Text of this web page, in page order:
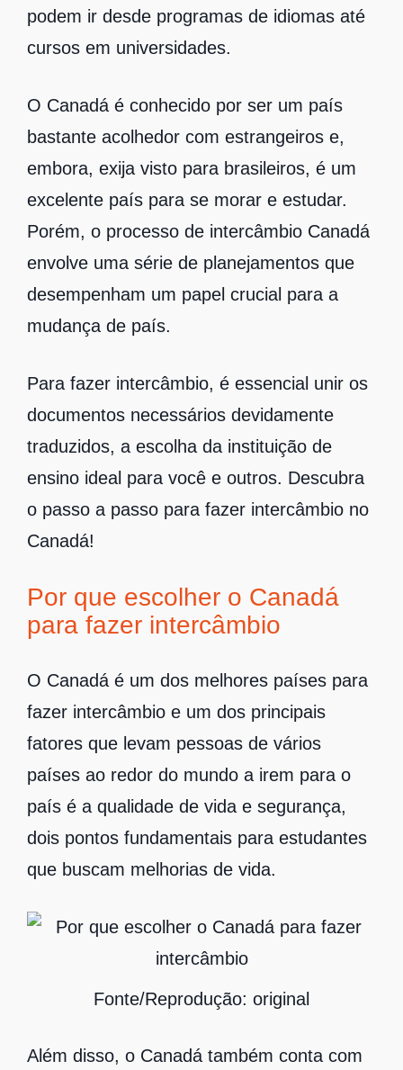
podem ir desde programas de idiomas até
cursos em universidades.
O Canadá é conhecido por ser um país
bastante acolhedor com estrangeiros e,
embora, exija visto para brasileiros, é um
excelente país para se morar e estudar.
Porém, o processo de intercâmbio Canadá
envolve uma série de planejamentos que
desempenham um papel crucial para a
mudança de país.
Para fazer intercâmbio, é essencial unir os
documentos necessários devidamente
traduzidos, a escolha da instituição de
ensino ideal para você e outros. Descubra
o passo a passo para fazer intercâmbio no
Canadá!
Por que escolher o Canadá
para fazer intercâmbio
O Canadá é um dos melhores países para
fazer intercâmbio e um dos principais
fatores que levam pessoas de vários
países ao redor do mundo a irem para o
país é a qualidade de vida e segurança,
dois pontos fundamentais para estudantes
que buscam melhorias de vida.
Fonte/Reprodução: original
Além disso, o Canadá também conta com